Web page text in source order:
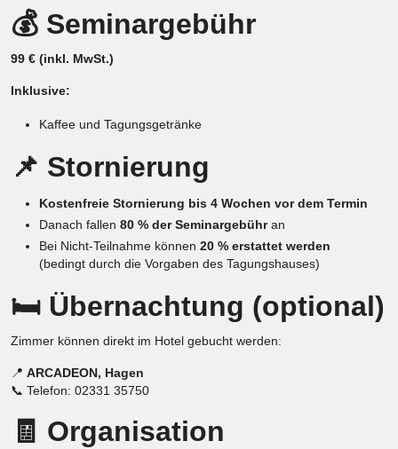
💰 Seminargebühr
99 € (inkl. MwSt.)
Inklusive:
Kaffee und Tagungsgetränke
📌 Stornierung
Kostenfreie Stornierung bis 4 Wochen vor dem Termin
Danach fallen 80 % der Seminargebühran
Bei Nicht-Teilnahme können 20 % erstattet werden
(bedingt durch die Vorgaben des Tagungshauses)
🛏️ Übernachtung (optional)
Zimmer können direkt im Hotel gebucht werden:
📍 ARCADEON, Hagen
📞 Telefon: 02331 35750
🧾 Organisation